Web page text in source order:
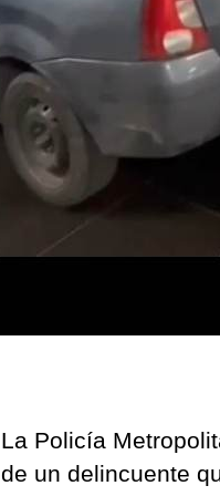
La Policía
de un delincuente